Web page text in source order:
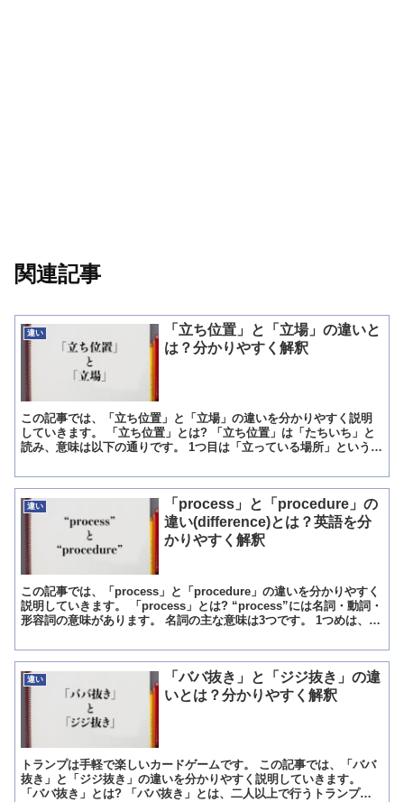
関連記事
違い
「立ち位置」と「立場」の違いと
は？分かりやすく解釈
この記事では、「立ち位置」と「立場」の違いを分かりやすく説明
していきます。 「立ち位置」とは? 「立ち位置」は「たちいち」と
読み、意味は以下の通りです。 1つ目は「立っている場所」という意
違い
「process」と「procedure」の
違い(difference)とは？英語を分
かりやすく解釈
この記事では、「process」と「procedure」の違いを分かりやすく
説明していきます。 「process」とは? “process”には名詞・動詞・
形容詞の意味があります。 名詞の主な意味は3つです。 1つめは、製
違い
「ババ抜き」と「ジジ抜き」の違
いとは？分かりやすく解釈
トランプは手軽で楽しいカードゲームです。 この記事では、「ババ
抜き」と「ジジ抜き」の違いを分かりやすく説明していきます。
「ババ抜き」とは? 「ババ抜き」とは、二人以上で行うトランプゲ